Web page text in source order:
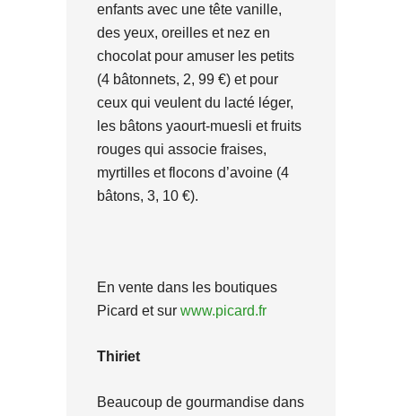
enfants avec une tête vanille,
des yeux, oreilles et nez en
chocolat pour amuser les petits
(4 bâtonnets, 2, 99 €) et pour
ceux qui veulent du lacté léger,
les bâtons yaourt-muesli et fruits
rouges qui associe fraises,
myrtilles et flocons d’avoine (4
bâtons, 3, 10 €).
En vente dans les boutiques
Picard et sur www.picard.fr
Thiriet
Beaucoup de gourmandise dans